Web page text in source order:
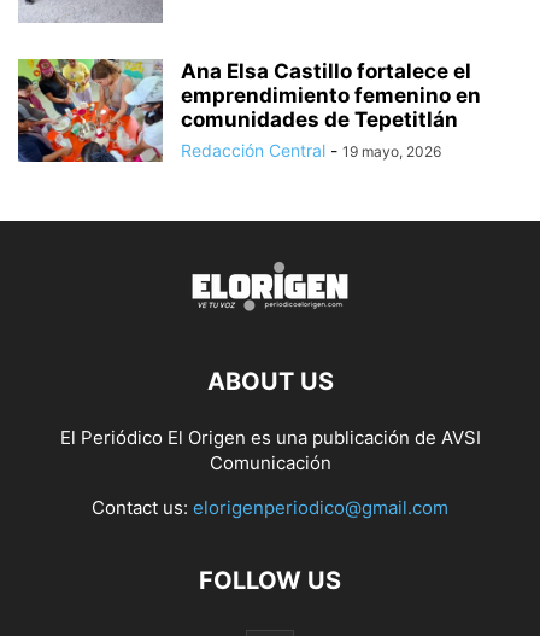
Ana Elsa Castillo fortalece el
emprendimiento femenino en
comunidades de Tepetitlán
Redacción Central - 19 mayo, 2026
ABOUT US
El Periódico El Origen es una publicación de AVSI
Comunicación
Contact us: elorigenperiodico@gmail.com
FOLLOW US